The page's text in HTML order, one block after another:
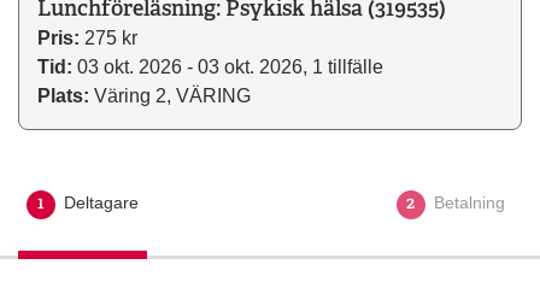
Lunchföreläsning: Psykisk hälsa (319535)
Pris: 275 kr
Tid: 03 okt. 2026 - 03 okt. 2026, 1 tillfälle
Plats: Väring 2, VÄRING
1 Aktuellt steg
Deltagare 2 Betalning